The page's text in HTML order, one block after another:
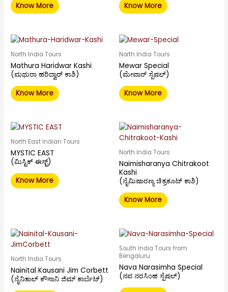
Know More
Know More
North India Tours
Mathura Haridwar Kashi
(ಮಥುರಾ ಹರಿದ್ವಾರ್ ಕಾಶಿ)
Know More
North India Tours
Mewar Special
(ಮೇವಾರ್ ಸ್ಪೆಷಲ್)
Know More
North East Indian Tours
MYSTIC EAST
(ಮಿಸ್ಟಿಕ್ ಈಸ್ಟ್)
Know More
North India Tours
Naimisharanya Chitrakoot
Kashi
(ನೈಮಿಷಾರಣ್ಯ ಚಿತ್ರಕೂಟ್ ಕಾಶಿ)
Know More
North India Tours
Nainital Kausani Jim Corbett
(ನೈನಿತಾಲ್ ಕೌಸಾನಿ ಜಿಮ್ ಕಾರ್ಬೆಟ್)
South India Tours from
Bengaluru
Nava Narasimha Special
(ನವ ನರಸಿಂಹ ಸ್ಪೆಷಲ್)